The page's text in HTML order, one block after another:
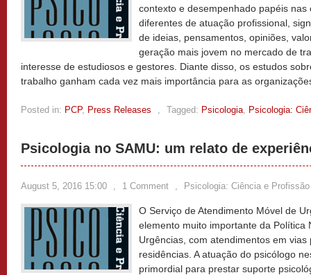
contexto e desempenhado papéis
diferentes de atuação profissional,
de ideias, pensamentos, opiniões,
geração mais jovem no mercado de
interesse de estudiosos e gestores. Diante disso, os estudos
trabalho ganham cada vez mais importância para as
Posted in: PCP, Press Releases , Tagged: Psicologia, Psicologia:
Psicologia no SAMU: um relato de
August 5, 2016 15:00 , 1 Comment , Psicologia: Ciência e Profissão
O Serviço de Atendimento Móvel de
elemento muito importante da Política
Urgências, com atendimentos em
residências. A atuação do psicólogo
primordial para prestar suporte